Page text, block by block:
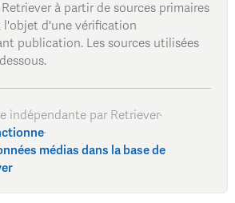
à partir de sources primaires
l'objet d'une vérification
publication. Les sources utilisées
indépendante par Retriever·
·
médias dans la base de